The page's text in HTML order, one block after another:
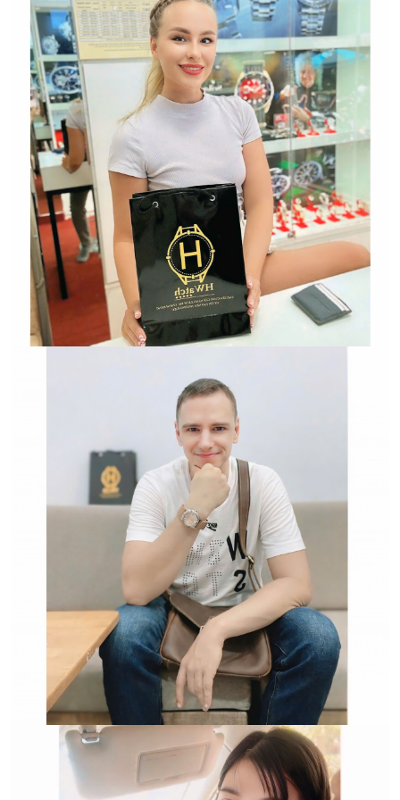
HWATCH Chuyên Nhập khẩu Và Phân Phối Các Loại
Đồng Hồ Chính Hãng
Đồng Hồ Chính Hãng
Hwatch Chuyên Nhập khẩu Và Phân Phối Các Loại
Đồng Hồ Chính Hãng
Hwatch Chuyên Nhập khẩu Và Phân Phối Các Loại
Đồng Hồ Chính Hãng
Trường hợp không chấp
nhận đổi hoặc trả sản